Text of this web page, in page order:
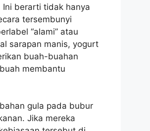
Ini berarti tidak hanya
tersembunyi
“alami” atau
sarapan manis, yogurt
buah-buahan
membantu
gula pada bubur
Jika mereka